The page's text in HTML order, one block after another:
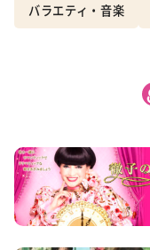
バラエティ・音楽